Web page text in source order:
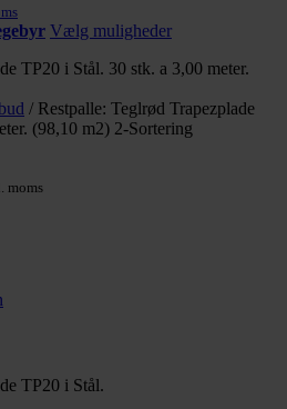
Vælg mulighederDette
har
varianter.
Mulighederne
TP20 i Stål. 30 stk. a 3,00 meter.
/ Restpalle: Teglrød Trapezplade
(98,10 m2) 2-Sortering
moms
TP20 i Stål.